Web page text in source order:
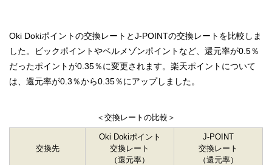
Oki Dokiポイントの交換レートとJ-POINTの交換レートを比較しま
した。ビックポイントやベルメゾンポイントなど、還元率が0.5％
だったポイントが0.35％に変更されます。楽天ポイントについて
は、還元率が0.3％から0.35％にアップしました。
＜交換レートの比較＞
交換先
Oki Dokiポイント
交換レート
（還元率）
J-POINT
交換レート
（還元率）